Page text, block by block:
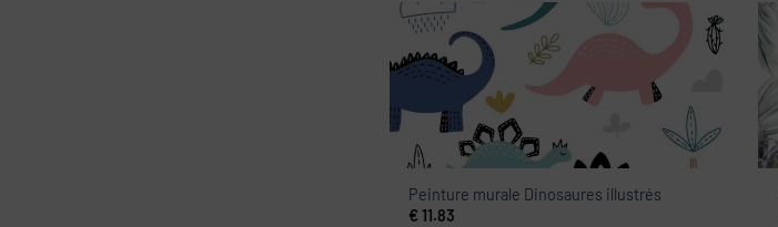
Peinture murale Dinosaures illustrés
€ 11.83